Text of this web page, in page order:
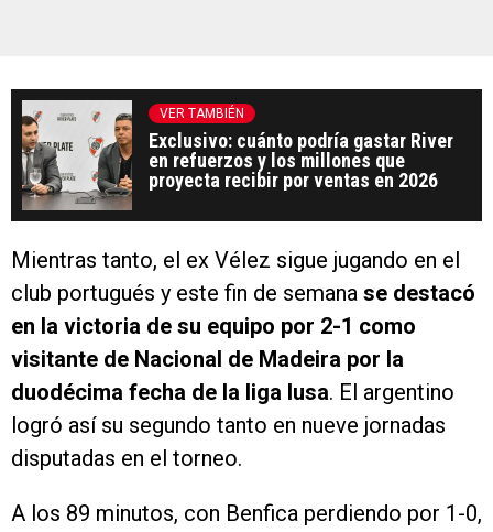
VER TAMBIÉN
Exclusivo: cuánto podría gastar River
en refuerzos y los millones que
proyecta recibir por ventas en 2026
Mientras tanto, el ex Vélez sigue jugando en el
club portugués y este fin de semana se destacó
en la victoria de su equipo por 2-1 como
visitante de Nacional de Madeira por la
duodécima fecha de la liga lusa. El argentino
logró así su segundo tanto en nueve jornadas
disputadas en el torneo.
A los 89 minutos, con Benfica perdiendo por 1-0,